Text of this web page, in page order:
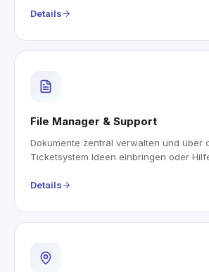
Details
File Manager & Support
Dokumente zentral verwalten und über
Ticketsystem Ideen einbringen oder
Details